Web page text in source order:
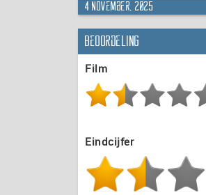
4 november, 2025
Beoordeling
Film
Eindcijfer